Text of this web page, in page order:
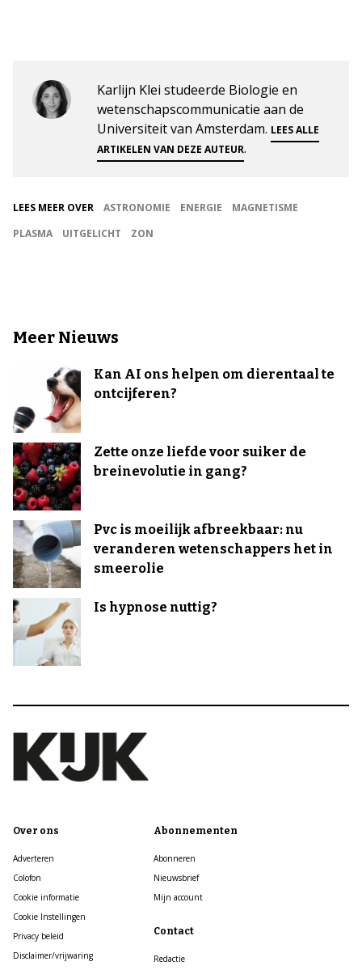
Karlijn Klei studeerde Biologie en
wetenschapscommunicatie aan de
Universiteit van Amsterdam. LEES ALLE
ARTIKELEN VAN DEZE AUTEUR.
LEES MEER OVER ASTRONOMIE ENERGIE
MAGNETISME
PLASMA
UITGELICHT ZON
Meer Nieuws
Kan AI ons helpen om dierentaal te
ontcijferen?
Zette onze liefde voor suiker de
breinevolutie in gang?
Pvc is moeilijk afbreekbaar: nu
veranderen wetenschappers het in
smeerolie
Is hypnose nuttig?
Over ons
Adverteren
Colofon
Cookie informatie
Cookie Instellingen
Privacy beleid
Disclaimer/vrijwaring
Abonnementen
Abonneren
Nieuwsbrief
Mijn account
Contact
Redactie